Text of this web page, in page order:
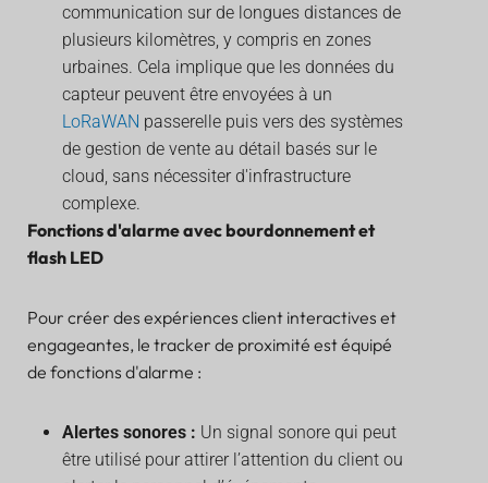
communication sur de longues distances de
plusieurs kilomètres, y compris en zones
urbaines. Cela implique que les données du
capteur peuvent être envoyées à un
LoRaWAN passerelle puis vers des systèmes
de gestion de vente au détail basés sur le
cloud, sans nécessiter d'infrastructure
complexe.
Fonctions d'alarme avec bourdonnement et
flash LED
Pour créer des expériences client interactives et
engageantes, le tracker de proximité est équipé
de fonctions d'alarme :
Alertes sonores : Un signal sonore qui peut
être utilisé pour attirer l’attention du client ou